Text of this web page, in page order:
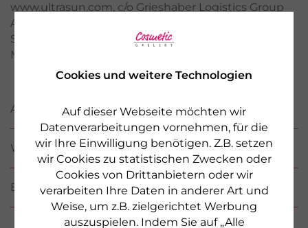
Cookies und weitere Technologien
Auf dieser Webseite möchten wir
Datenverarbeitungen vornehmen, für die
wir Ihre Einwilligung benötigen. Z.B. setzen
wir Cookies zu statistischen Zwecken oder
Cookies von Drittanbietern oder wir
verarbeiten Ihre Daten in anderer Art und
Weise, um z.B. zielgerichtet Werbung
auszuspielen. Indem Sie auf „Alle
www.ultrasun.com, c/o Grieshaber Logistics Group
AG, Industry Solutions / Office C, Warmbacher
Strasse 80, DE - 79618 Rheinfelden, Kontaktperson:
Marcel Widmann, marcel.widmann@ultrasun.ch
ANWENDUNG
WIRKSTOFFE / INCI
BEWERTUNGEN